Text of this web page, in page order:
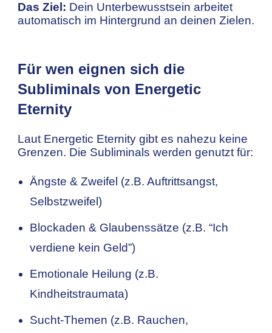
Das Ziel: Dein Unterbewusstsein arbeitet
automatisch im Hintergrund an deinen Zielen.
Für wen eignen sich die
Subliminals von Energetic
Eternity
Laut Energetic Eternity gibt es nahezu keine
Grenzen. Die Subliminals werden genutzt für:
Ängste & Zweifel (z.B. Auftrittsangst,
Selbstzweifel)
Blockaden & Glaubenssätze (z.B. “Ich
verdiene kein Geld”)
Emotionale Heilung (z.B.
Kindheitstraumata)
Sucht-Themen (z.B. Rauchen,